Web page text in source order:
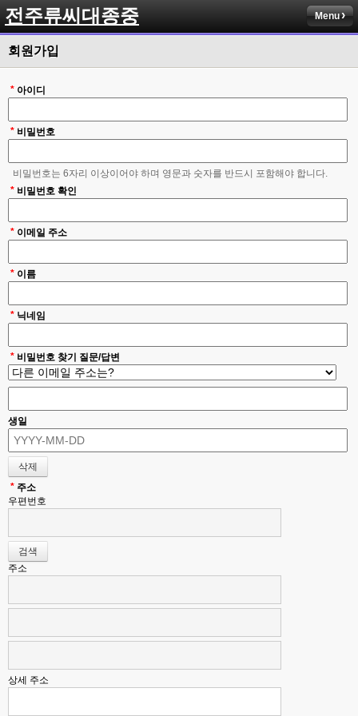
전주류씨대종중 Menu
회원가입
아이디
*
비밀번호
*
비밀번호는 6자리 이상이어야 하며 영문과 숫자를 반드시 포함해야 합니다.
비밀번호 확인
*
* 이메일 주소
* 이름
* 닉네임
* 비밀번호 찾기 질문/답변
생일
* 주소
우편번호
주소
상세 주소